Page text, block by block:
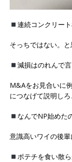
連続コンクリー
そっちではない。と
減損はのれんで
M&Aをお見合いに
につなげて説明し
なんでNP始めた
意識高いワイの後
ポテチを食い散